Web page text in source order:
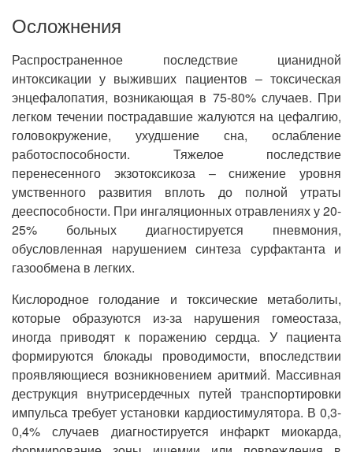
Осложнения
Распространенное последствие цианидной
интоксикации у выживших пациентов – токсическая
энцефалопатия, возникающая в 75-80% случаев. При
легком течении пострадавшие жалуются на цефалгию,
головокружение, ухудшение сна, ослабление
работоспособности. Тяжелое последствие
перенесенного экзотоксикоза – снижение уровня
умственного развития вплоть до полной утраты
дееспособности. При ингаляционных отравлениях у 20-
25% больных диагностируется пневмония,
обусловленная нарушением синтеза сурфактанта и
газообмена в легких.
Кислородное голодание и токсические метаболиты,
которые образуются из-за нарушения гомеостаза,
иногда приводят к поражению сердца. У пациента
формируются блокады проводимости, впоследствии
проявляющиеся возникновением аритмий. Массивная
деструкция внутрисердечных путей транспортировки
импульса требует установки кардиостимулятора. В 0,3-
0,4% случаев диагностируется инфаркт миокарда,